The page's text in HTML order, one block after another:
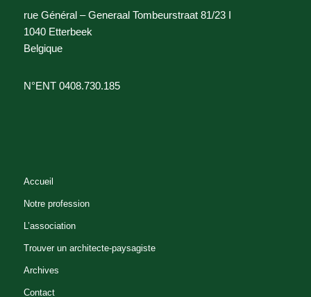
rue Général – Generaal Tombeurstraat 81/23 I
1040 Etterbeek
Belgique
N°ENT 0408.730.185
Accueil
Notre profession
L’association
Trouver un architecte-paysagiste
Archives
Contact